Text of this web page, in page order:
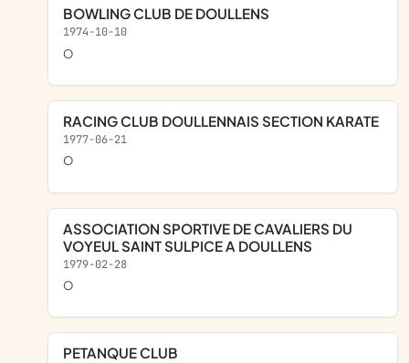
BOWLING CLUB DE DOULLENS
1974-10-10
o
RACING CLUB DOULLENNAIS SECTION KARATE
1977-06-21
o
ASSOCIATION SPORTIVE DE CAVALIERS DU
VOYEUL SAINT SULPICE A DOULLENS
1979-02-28
o
PETANQUE CLUB